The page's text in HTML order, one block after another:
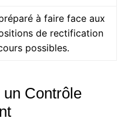
à faire face aux
de rectification
possibles.
Contrôle